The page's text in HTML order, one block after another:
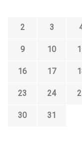
2 3
9 10
16 17
23 24
30
31